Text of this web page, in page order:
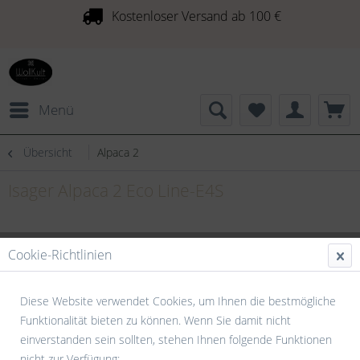
Kostenloser Versand ab 100 €
Menü
Übersicht Alpaca 2
Cookie-Richtlinien
Diese Website verwendet Cookies, um Ihnen die bestmögliche
Funktionalität bieten zu können. Wenn Sie damit nicht
einverstanden sein sollten, stehen Ihnen folgende Funktionen